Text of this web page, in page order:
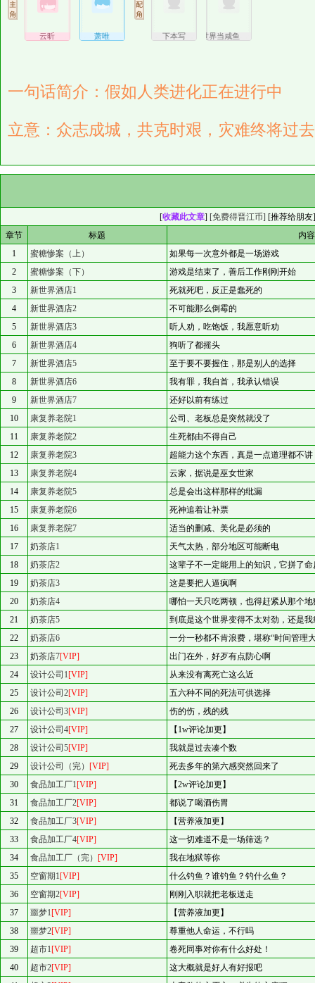
云昕 萧唯 下本写
我在诡异世界当咸鱼
一句话简介：假如人类进化正在进行中
立意：众志成城，共克时艰，灾难终将过去
[收藏此文章] [免费得晋江币] [推荐给朋友
章节
标题
内
1
蜜糖惨案（上）
如果每一次意外都是一场游戏
2
蜜糖惨案（下）
游戏是结束了，善后工作刚刚开始
3
新世界酒店1
死就死吧，反正是蠢死的
4
新世界酒店2
不可能那么倒霉的
5
新世界酒店3
听人劝，吃饱饭，我愿意听劝
6
新世界酒店4
狗听了都摇头
7
新世界酒店5
至于要不要握住，那是别人的选择
8
新世界酒店6
我有罪，我自首，我承认错误
9
新世界酒店7
还好以前有练过
10
康复养老院1
公司、老板总是突然就没了
11
康复养老院2
生死都由不得自己
12
康复养老院3
超能力这个东西，真是一点道理都不讲
13
康复养老院4
云家，据说是巫女世家
14
康复养老院5
总是会出这样那样的纰漏
15
康复养老院6
死神追着让补票
16
康复养老院7
适当的删减、美化是必须的
17
奶茶店1
天气太热，部分地区可能断电
18
奶茶店2
这辈子不一定能用上的知识，它拼了
19
奶茶店3
这是要把人逼疯啊
20
奶茶店4
哪怕一天只吃两顿，也得赶紧从那个地
21
奶茶店5
到底是这个世界变得不太对劲，还是我
22
奶茶店6
一分一秒都不肯浪费，堪称“时间管理
23
奶茶店7[VIP]
出门在外，好歹有点防心啊
24
设计公司1[VIP]
从来没有离死亡这么近
25
设计公司2[VIP]
五六种不同的死法可供选择
26
设计公司3[VIP]
伤的伤，残的残
27
设计公司4[VIP]
【1w评论加更】
28
设计公司5[VIP]
我就是过去凑个数
29
设计公司（完） [VIP]
死去多年的第六感突然回来了
30
食品加工厂1[VIP]
【2w评论加更】
31
食品加工厂2[VIP]
都说了喝酒伤胃
32
食品加工厂3[VIP]
【营养液加更】
33
食品加工厂4[VIP]
这一切难道不是一场筛选？
34
食品加工厂（完） [VIP]
我在地狱等你
35
空窗期1[VIP]
什么钓鱼？谁钓鱼？钓什么鱼？
36
空窗期2[VIP]
刚刚入职就把老板送走
37
噩梦1[VIP]
【营养液加更】
38
噩梦2[VIP]
尊重他人命运，不行吗
39
超市1[VIP]
卷死同事对你有什么好处！
40
超市2[VIP]
这大概就是好人有好报吧